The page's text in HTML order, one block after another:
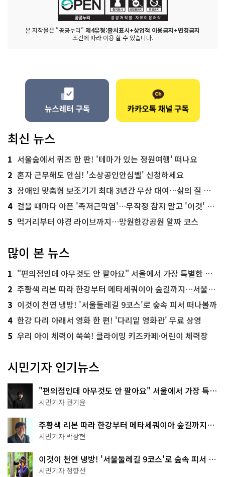
본 저작물은 "공공누리" 제4유형:출처표시+상업적 이용금지+변경금지
조건에 따라 이용 할 수 있습니다.
최신 뉴스
1 서울숲에서 퀴즈 한 판! '테마가 있는 정원여행' 떠나요
2 혼자 근무해도 안심! '소상공인안심벨' 신청하세요
3 장애인 맞춤형 보조기기 최대 3년간 무상 대여…삶의 질 높인다
4 걸을 때마다 아픈 '족저근막염'…무작정 참지 말고 '이것' 해보세요!
5 먹거리부터 야경 라이브까지…망원한강공원 알짜 코스
많이 본 뉴스
1 "편의점인데 아무것도 안 팔아요" 서울에서 가장 특별한 편의점의 정체
2 주황색 리본 따라 한강부터 메타세쿼이아 숲길까지…서울둘레길 15코스
3 이것이 천연 냉방! '서울둘레길 9코스'로 숲속 피서 떠나볼까
4 한강 다리 아래서 영화 한 편! '다리밑 영화관' 무료 상영
5 우리 아이 체력이 쑥쑥! 클라이밍 키즈카페·어린이 체력장
시민기자 인기뉴스
"편의점인데 아무것도 안 팔아요" 서울에서 가장 특별
한 편의점의 정체
시민기자 권기윤
주황색 리본 따라 한강부터 메타세쿼이아 숲길까지…
서울둘레길 15코스
시민기자 박상현
이것이 천연 냉방! '서울둘레길 9코스'로 숲속 피서 떠
나볼까
시민기자 정향선